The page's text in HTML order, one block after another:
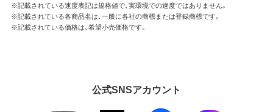
※記載されている速度表記は規格値で、実環境での速度ではありません。
※記載されている各商品名は、一般に各社の商標または登録商標です。
※記載されている価格は、希望小売価格です。
公式SNSアカウント